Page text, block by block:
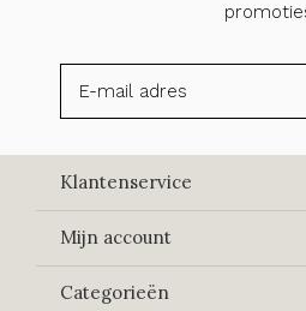
Klantenservice
Mijn account
Categorieën